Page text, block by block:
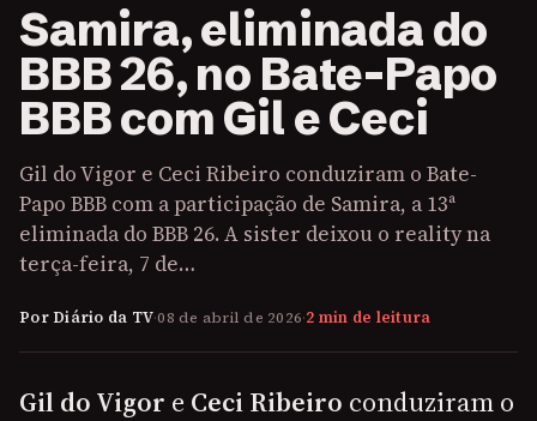
Samira, eliminada do
BBB 26, no Bate-Papo
BBB com Gil e Ceci
Gil do Vigor e Ceci Ribeiro conduziram o Bate-
Papo BBB com a participação de Samira, a 13ª
eliminada do BBB 26. A sister deixou o reality na
terça-feira, 7 de…
Por Diário da TV·08 de abril de 2026·2 min de leitura
Gil do Vigor e Ceci Ribeiro conduziram o